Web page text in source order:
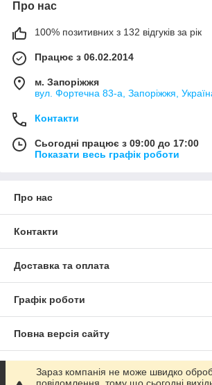
Про нас
100% позитивних з 132 відгуків за рік
Працює з 06.02.2014
м. Запоріжжя
вул. Фортечна 83-а, Запоріжжя,
Контакти
Сьогодні працює з 09:00 до 17:00
Показати весь графік роботи
Про нас
Контакти
Доставка та оплата
Графік роботи
Повна версія сайту
Сайт створено на маркетплейсі Prom.ua
Зараз компанія не може швидко